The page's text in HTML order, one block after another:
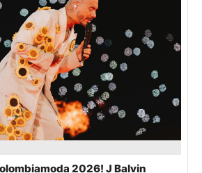
2026! J Balvin